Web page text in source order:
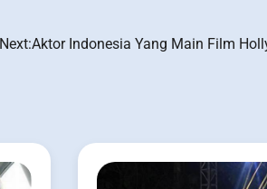
Next:Aktor Indonesia Yang Main Film